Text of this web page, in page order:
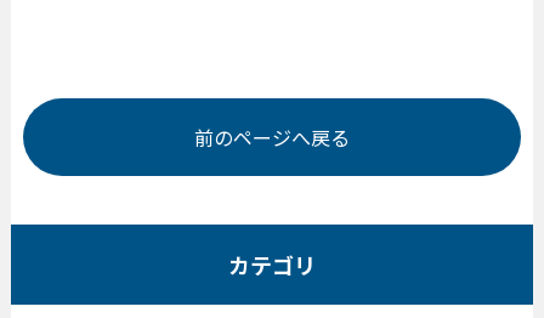
前のページへ戻る
カテゴリ